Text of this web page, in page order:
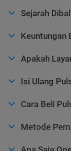
Sejarah
Keuntungan
Apakah
Isi Ulang
Cara Beli
Metode